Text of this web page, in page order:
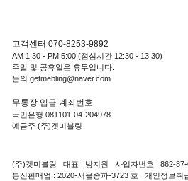
고객센터 070-8253-9892
AM 1:30 - PM 5:00 (점심시간 12:30 - 13:30)
주말 및 공휴일은 휴무입니다.
문의 getmebling@naver.com
무통장 입금 계좌번호
국민은행 081101-04-204978
예금주 (주)겟미블링
(주)겟미블링 대표 : 방지원 사업자번호 : 862-87-
통신판매업 : 2020-서울송파-3723 호 개인정보취